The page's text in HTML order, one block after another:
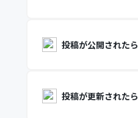
投稿が公開されたら
投稿が更新されたら